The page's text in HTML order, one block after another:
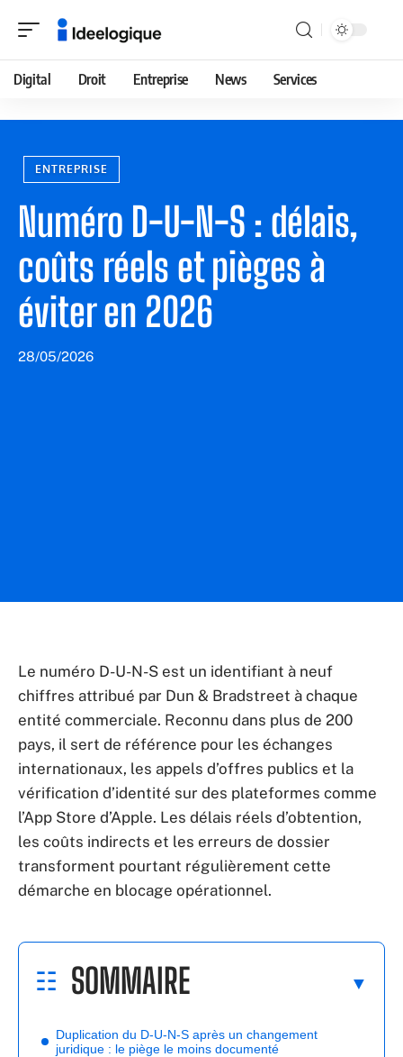
Digital Droit Entreprise News Services
ENTREPRISE
Numéro D-U-N-S : délais,
coûts réels et pièges à
éviter en 2026
28/05/2026
Le numéro D-U-N-S est un identifiant à neuf
chiffres attribué par Dun & Bradstreet à chaque
entité commerciale. Reconnu dans plus de 200
pays, il sert de référence pour les échanges
internationaux, les appels d’offres publics et la
vérification d’identité sur des plateformes comme
l’App Store d’Apple. Les délais réels d’obtention,
les coûts indirects et les erreurs de dossier
transforment pourtant régulièrement cette
démarche en blocage opérationnel.
SOMMAIRE
Duplication du D-U-N-S après un changement
juridique : le piège le moins documenté